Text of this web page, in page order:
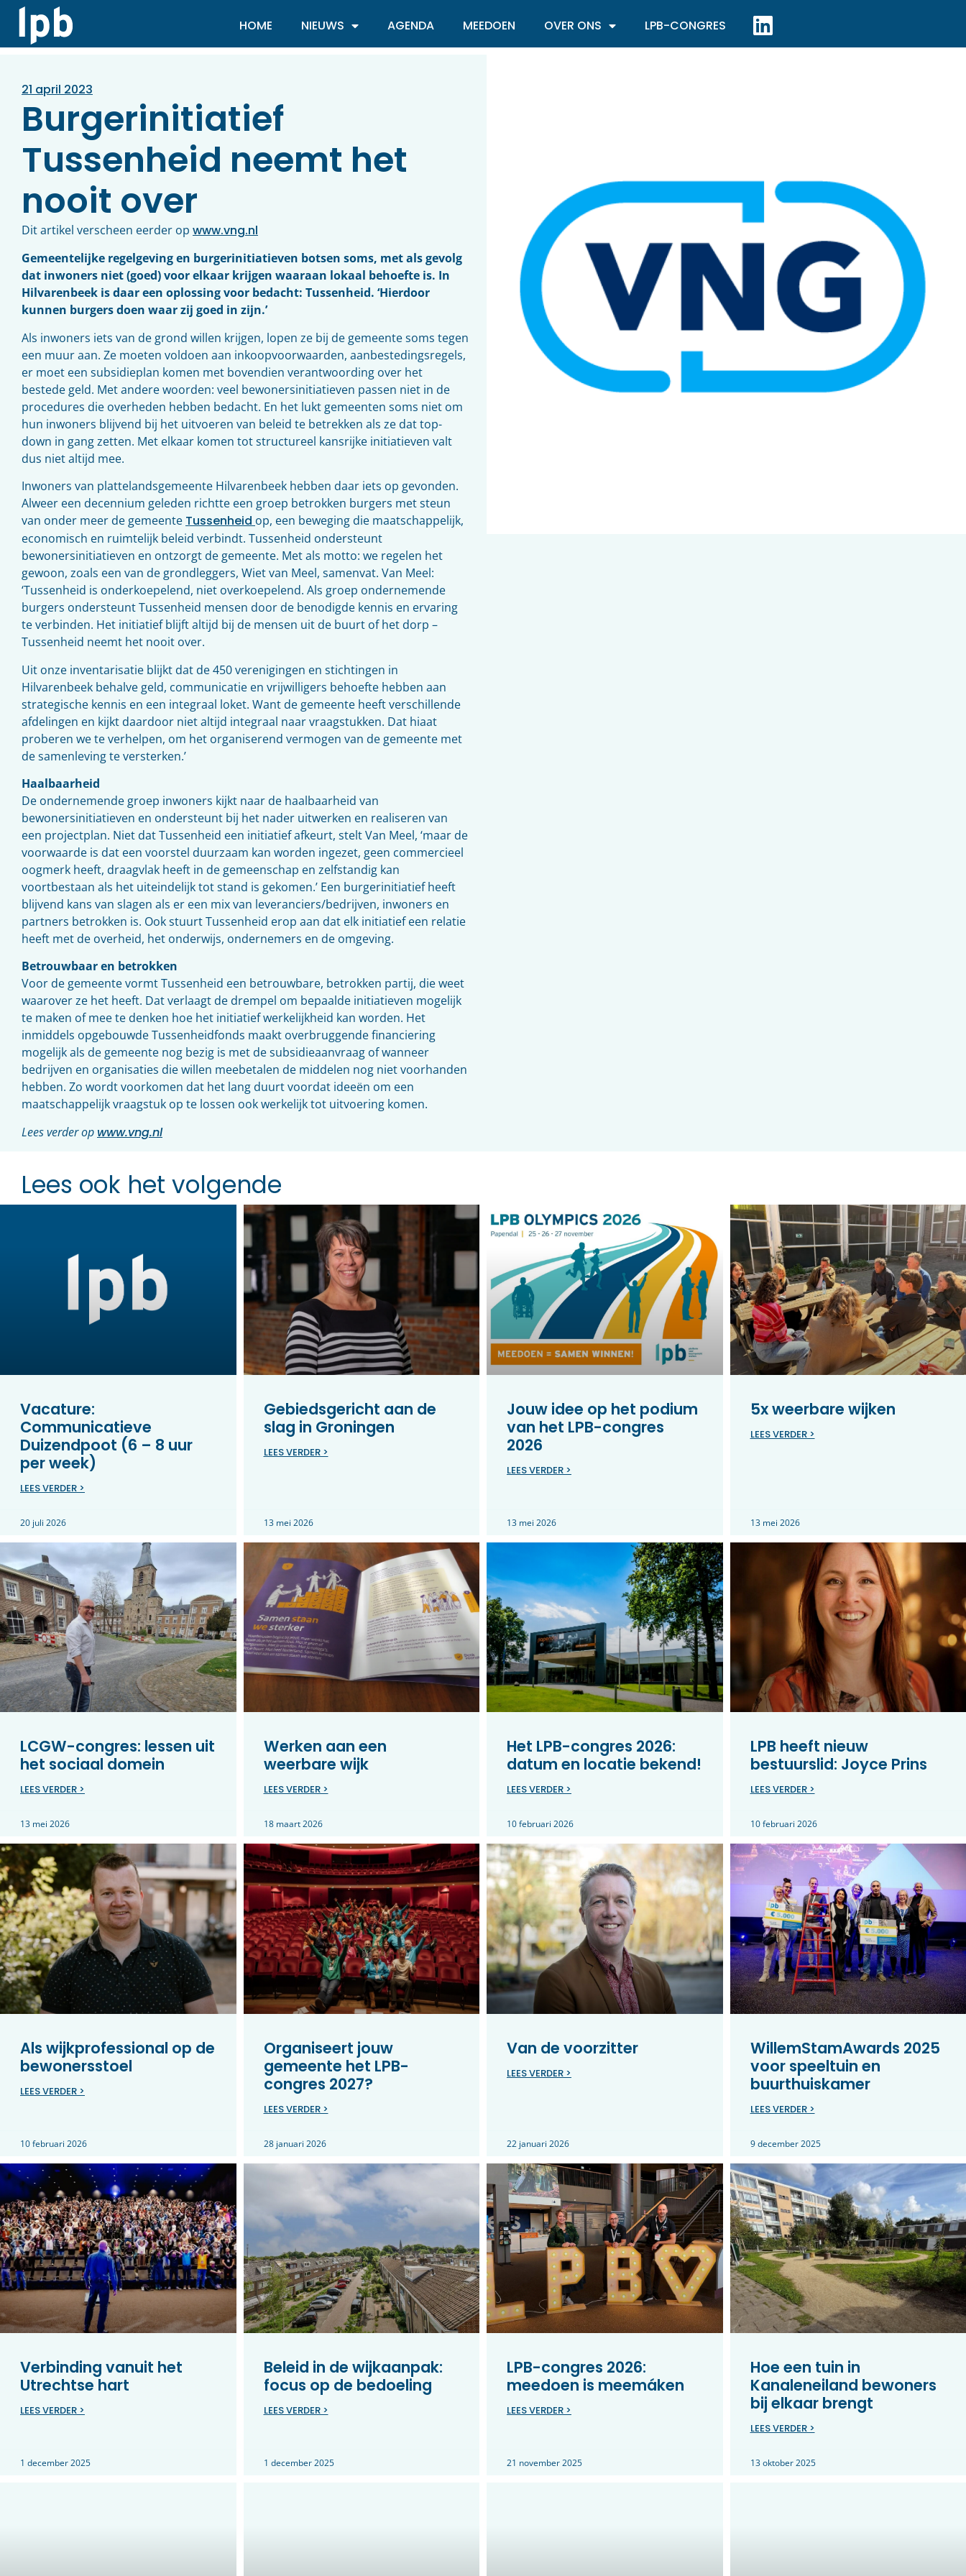
HOME NIEUWS AGENDA MEEDOEN OVER ONS LPB-CONGRES
21 april 2023
Burgerinitiatief
Tussenheid neemt het
nooit over
Dit artikel verscheen eerder op www.vng.nl
Gemeentelijke regelgeving en burgerinitiatieven botsen soms, met als gevolg
dat inwoners niet (goed) voor elkaar krijgen waaraan lokaal behoefte is. In
Hilvarenbeek is daar een oplossing voor bedacht: Tussenheid. ‘Hierdoor
kunnen burgers doen waar zij goed in zijn.’
Als inwoners iets van de grond willen krijgen, lopen ze bij de gemeente soms tegen
een muur aan. Ze moeten voldoen aan inkoopvoorwaarden, aanbestedingsregels,
er moet een subsidieplan komen met bovendien verantwoording over het
bestede geld. Met andere woorden: veel bewonersinitiatieven passen niet in de
procedures die overheden hebben bedacht. En het lukt gemeenten soms niet om
hun inwoners blijvend bij het uitvoeren van beleid te betrekken als ze dat top-
down in gang zetten. Met elkaar komen tot structureel kansrijke initiatieven valt
dus niet altijd mee.
Inwoners van plattelandsgemeente Hilvarenbeek hebben daar iets op gevonden.
Alweer een decennium geleden richtte een groep betrokken burgers met steun
van onder meer de gemeente Tussenheid op, een beweging die maatschappelijk,
economisch en ruimtelijk beleid verbindt. Tussenheid ondersteunt
bewonersinitiatieven en ontzorgt de gemeente. Met als motto: we regelen het
gewoon, zoals een van de grondleggers, Wiet van Meel, samenvat. Van Meel:
‘Tussenheid is onderkoepelend, niet overkoepelend. Als groep ondernemende
burgers ondersteunt Tussenheid mensen door de benodigde kennis en ervaring
te verbinden. Het initiatief blijft altijd bij de mensen uit de buurt of het dorp –
Tussenheid neemt het nooit over.
Uit onze inventarisatie blijkt dat de 450 verenigingen en stichtingen in
Hilvarenbeek behalve geld, communicatie en vrijwilligers behoefte hebben aan
strategische kennis en een integraal loket. Want de gemeente heeft verschillende
afdelingen en kijkt daardoor niet altijd integraal naar vraagstukken. Dat hiaat
proberen we te verhelpen, om het organiserend vermogen van de gemeente met
de samenleving te versterken.’
Haalbaarheid
De ondernemende groep inwoners kijkt naar de haalbaarheid van
bewonersinitiatieven en ondersteunt bij het nader uitwerken en realiseren van
een projectplan. Niet dat Tussenheid een initiatief afkeurt, stelt Van Meel, ‘maar de
voorwaarde is dat een voorstel duurzaam kan worden ingezet, geen commercieel
oogmerk heeft, draagvlak heeft in de gemeenschap en zelfstandig kan
voortbestaan als het uiteindelijk tot stand is gekomen.’ Een burgerinitiatief heeft
blijvend kans van slagen als er een mix van leveranciers/bedrijven, inwoners en
partners betrokken is. Ook stuurt Tussenheid erop aan dat elk initiatief een relatie
heeft met de overheid, het onderwijs, ondernemers en de omgeving.
Betrouwbaar en betrokken
Voor de gemeente vormt Tussenheid een betrouwbare, betrokken partij, die weet
waarover ze het heeft. Dat verlaagt de drempel om bepaalde initiatieven mogelijk
te maken of mee te denken hoe het initiatief werkelijkheid kan worden. Het
inmiddels opgebouwde Tussenheidfonds maakt overbruggende financiering
mogelijk als de gemeente nog bezig is met de subsidieaanvraag of wanneer
bedrijven en organisaties die willen meebetalen de middelen nog niet voorhanden
hebben. Zo wordt voorkomen dat het lang duurt voordat ideeën om een
maatschappelijk vraagstuk op te lossen ook werkelijk tot uitvoering komen.
Lees verder op www.vng.nl
Lees ook het volgende
Vacature:
Communicatieve
Duizendpoot (6 – 8 uur
per week)
LEES VERDER >
20 juli 2026
Gebiedsgericht aan de
slag in Groningen
LEES VERDER >
13 mei 2026
Jouw idee op het podium
van het LPB-congres
2026
LEES VERDER >
13 mei 2026
5x weerbare wijken
LEES VERDER >
13 mei 2026
LCGW-congres: lessen uit
het sociaal domein
LEES VERDER >
13 mei 2026
Werken aan een
weerbare wijk
LEES VERDER >
18 maart 2026
Het LPB-congres 2026:
datum en locatie bekend!
LEES VERDER >
10 februari 2026
LPB heeft nieuw
bestuurslid: Joyce Prins
LEES VERDER >
10 februari 2026
Als wijkprofessional op de
bewonersstoel
LEES VERDER >
10 februari 2026
Organiseert jouw
gemeente het LPB-
congres 2027?
LEES VERDER >
28 januari 2026
Van de voorzitter
LEES VERDER >
22 januari 2026
WillemStamAwards 2025
voor speeltuin en
buurthuiskamer
LEES VERDER >
9 december 2025
Verbinding vanuit het
Utrechtse hart
LEES VERDER >
1 december 2025
Beleid in de wijkaanpak:
focus op de bedoeling
LEES VERDER >
1 december 2025
LPB-congres 2026:
meedoen is meemáken
LEES VERDER >
21 november 2025
Hoe een tuin in
Kanaleneiland bewoners
bij elkaar brengt
LEES VERDER >
13 oktober 2025